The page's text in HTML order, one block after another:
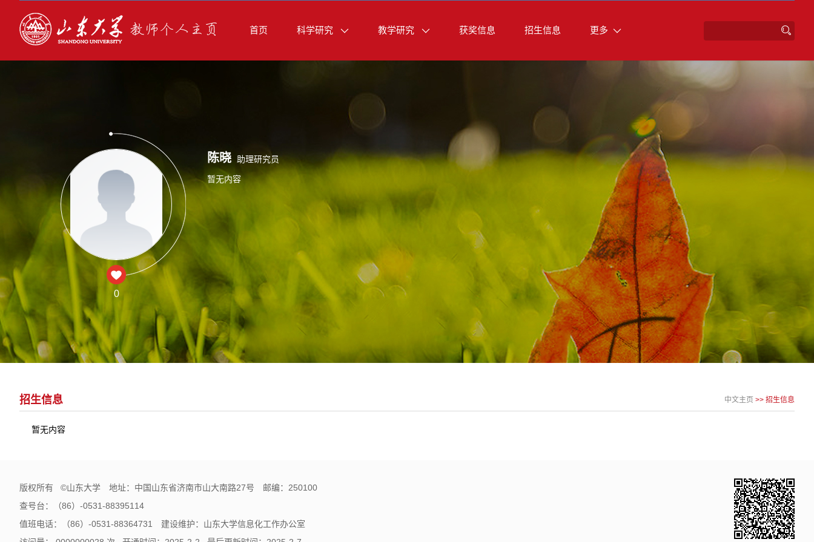
首页 科学研究 教学研究 获奖信息 招生信息 更多
0
陈晓 助理研究员
暂无内容
招生信息 中文主页 >> 招生信息
暂无内容
版权所有 ©山东大学 地址：中国山东省济南市山大南路27号 邮编：250100
查号台：（86）-0531-88395114
值班电话：（86）-0531-88364731 建设维护：山东大学信息化工作办公室